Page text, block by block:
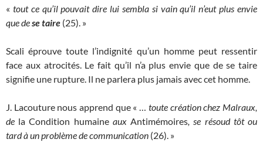
« tout ce qu’il pouvait dire lui sembla si vain qu’il n’eut plus envie
que dese taire (25). »
Scali éprouve toute l’indignité qu’un homme peut ressentir
face aux atrocités. Le fait qu’il n’a plus envie que de se taire
signifie une rupture. Il ne parlera plus jamais avec cet homme.
J. Lacouture nous apprend que « … toute création chez Malraux,
de la Condition humaineauxAntimémoires, se résoud tôt ou
tard à un problème de communication (26). »